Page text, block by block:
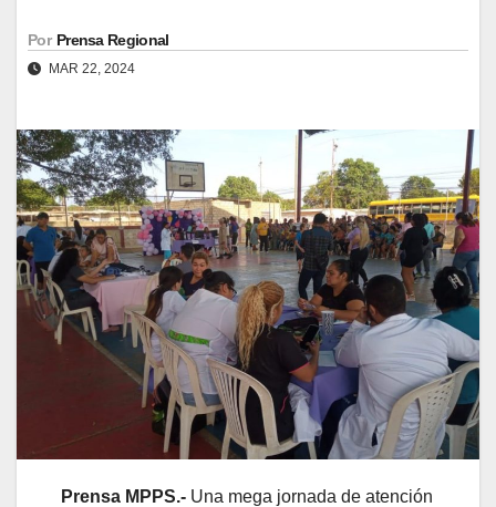
Por Prensa Regional
MAR 22, 2024
Prensa MPPS.- Una mega jornada de atención